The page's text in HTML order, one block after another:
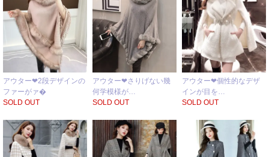
アウター❤2段デザインの
ファーがァ�
SOLD OUT
アウター❤さりげない幾
何学模様が…
SOLD OUT
アウター❤個性的なデザ
インが目を…
SOLD OUT